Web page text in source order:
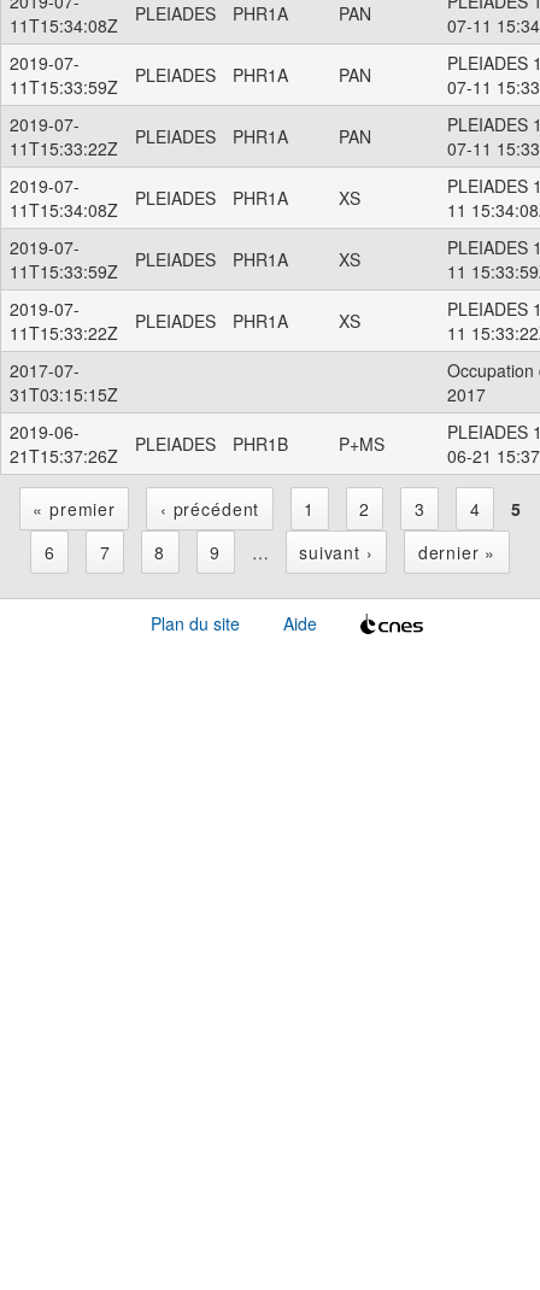
11T15:34:08Z
PLEIADES PHR1A PAN
07-11
2019-07-
11T15:33:59Z
PLEIADES PHR1A PAN
PLEIADES
07-11
2019-07-
11T15:33:22Z
PLEIADES PHR1A PAN
PLEIADES
07-11
2019-07-
11T15:34:08Z
PLEIADES PHR1A XS
PLEIADES
11
2019-07-
11T15:33:59Z
PLEIADES PHR1A XS
PLEIADES
11
2019-07-
11T15:33:22Z
PLEIADES PHR1A XS
PLEIADES
11
2017-07-
31T03:15:15Z
Occupation
2017
2019-06-
21T15:37:26Z
PLEIADES PHR1B P+MS
PLEIADES
06-21
P
« premier ‹ précédent 1 2 3 4
5
6
7 8 9 … suivant › dernier »
Plan du site Aide